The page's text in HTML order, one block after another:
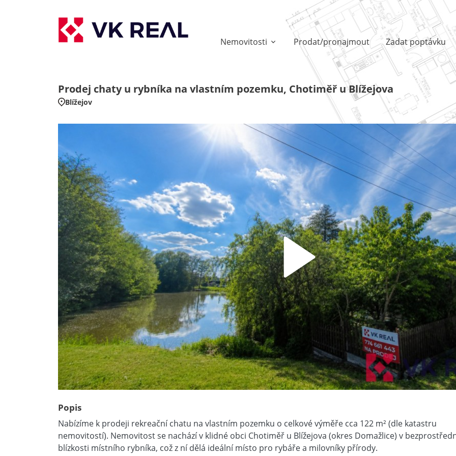
Nemovitosti Prodat/pronajmout Zadat poptávku
Prodej chaty u rybníka na vlastním pozemku, Chotiměř u Blížejova
Blížejov
Popis
Nabízíme k prodeji rekreační chatu na vlastním pozemku o celkové výměře cca 122 m² (dle katastru
nemovitostí). Nemovitost se nachází v klidné obci Chotiměř u Blížejova (okres Domažlice) v
blízkosti místního rybníka, což z ní dělá ideální místo pro rybáře a milovníky přírody.